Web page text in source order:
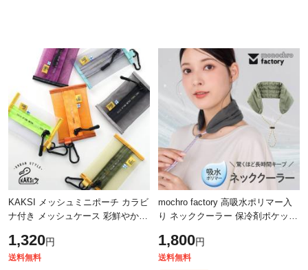
KAKSI メッシュミニポーチ カラビ
ナ付き メッシュケース 彩鮮やか6
マルチポーチ フェス用 コインケー
ス
1,320円
送料無料
mochro factory 高吸水ポリマー入
り ネッククーラー 保冷剤ポケット
ックアイス アイスネック 長時間
1,800円
送料無料